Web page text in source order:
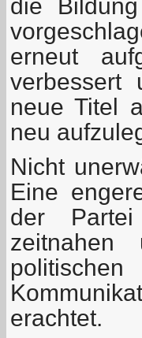
die
erneut
verbessert
neue Titel
neu
Nicht
Eine
der
zeitnahen
erachtet.